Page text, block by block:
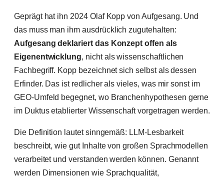
Geprägt hat ihn 2024 Olaf Kopp von Aufgesang. Und
das muss man ihm ausdrücklich zugutehalten:
Aufgesang deklariert das Konzept offen als
Eigenentwicklung, nicht als wissenschaftlichen
Fachbegriff. Kopp bezeichnet sich selbst als dessen
Erfinder. Das ist redlicher als vieles, was mir sonst im
GEO-Umfeld begegnet, wo Branchenhypothesen gerne
im Duktus etablierter Wissenschaft vorgetragen werden.
Die Definition lautet sinngemäß: LLM-Lesbarkeit
beschreibt, wie gut Inhalte von großen Sprachmodellen
verarbeitet und verstanden werden können. Genannt
werden Dimensionen wie Sprachqualität,